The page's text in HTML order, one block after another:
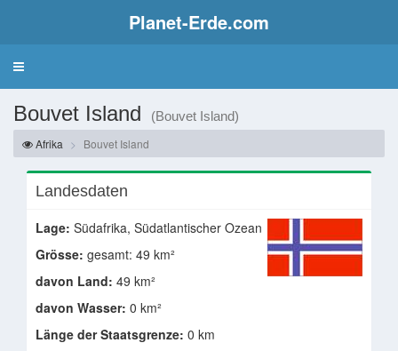
Planet-Erde.com
Bouvet Island
(Bouvet Island)
Afrika
Bouvet Island
Landesdaten
Lage: Südafrika, Südatlantischer Ozean
Grösse: gesamt: 49 km²
davon Land: 49 km²
davon Wasser: 0 km²
Länge der Staatsgrenze: 0 km